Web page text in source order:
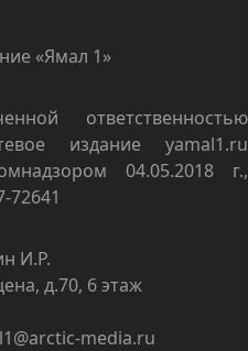
«Ямал 1»
ответственностью
издание yamal1.ru
04.05.2018 г.,
72641
И.Р.
д.70, 6 этаж
media.ru